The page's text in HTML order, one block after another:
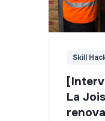
Skill
La